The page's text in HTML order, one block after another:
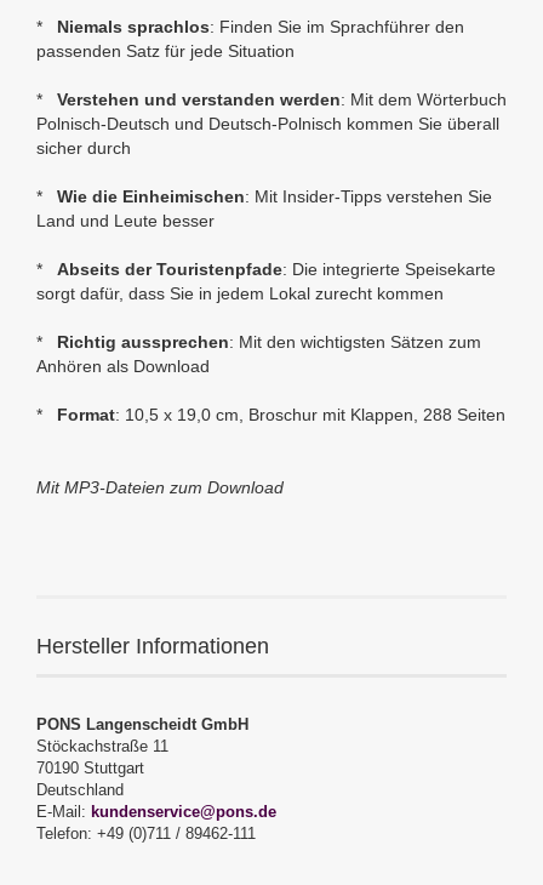
* Niemals sprachlos: Finden Sie im Sprachführer den
passenden Satz für jede Situation
* Verstehen und verstanden werden: Mit dem Wörterbuch
Polnisch-Deutsch und Deutsch-Polnisch kommen Sie überall
sicher durch
* Wie die Einheimischen: Mit Insider-Tipps verstehen Sie
Land und Leute besser
* Abseits der Touristenpfade: Die integrierte Speisekarte
sorgt dafür, dass Sie in jedem Lokal zurecht kommen
* Richtig aussprechen: Mit den wichtigsten Sätzen zum
Anhören als Download
* Format: 10,5 x 19,0 cm, Broschur mit Klappen, 288 Seiten
Mit MP3-Dateien zum Download
Hersteller Informationen
PONS Langenscheidt GmbH
Stöckachstraße 11
70190 Stuttgart
Deutschland
E-Mail: kundenservice@pons.de
Telefon: +49 (0)711 / 89462-111